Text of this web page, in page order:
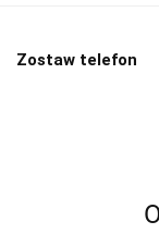
Zostaw telefon